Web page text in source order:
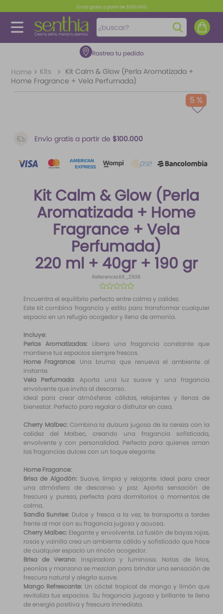
Envío gratis a partir de $100.000
¿buscar?
Rastrea tu pedido
Kits
Kit Calm & Glow (Perla Aromatizada +
Home Fragrance + Vela Perfumada)
5 %
Envío gratis a partir de $100.000
Kit Calm & Glow (Perla
Aromatizada + Home
Fragrance + Vela
Perfumada)
220 ml + 40gr + 190 gr
Referencia:Kit_2936
☆☆☆☆☆
Encuentra el equilibrio perfecto entre calma y calidez.
Este kit combina fragancia y estilo para transformar cualquier
espacio en un refugio acogedor y lleno de armonía.
Incluye:
Perlas Aromatizadas: Libera una fragancia constante que
mantiene tus espacios siempre frescos.
Home Fragrance: Una bruma que renueva el ambiente al
instante.
Vela Perfumada: Aporta una luz suave y una fragancia
envolvente que invita al descanso.
Ideal para crear atmósferas cálidas, relajantes y llenas de
bienestar. Perfecto para regalar o disfrutar en casa.
Cherry Malbec: Combina la dulzura jugosa de la cereza con la
calidez del Malbec, creando una fragancia sofisticada,
envolvente y con personalidad. Perfecta para quienes aman
las fragancias dulces con un toque elegante.
Home Fragance:
Brisa de Algodón: Suave, limpia y relajante. Ideal para crear
una atmósfera de descanso y paz. Aporta sensación de
frescura y pureza, perfecta para dormitorios o momentos de
calma.
Sandía Sunrise: Dulce y fresca a la vez, te transporta a tardes
frente al mar con su fragancia jugosa y acuosa.
Cherry Malbec: Elegante y envolvente. La fusión de bayas rojas,
rosas y vainilla crea un ambiente cálido y sofisticado que hace
de cualquier espacio un rincón acogedor.
Brisa de Verano: Inspiradora y luminosa. Notas de lirios,
peonías y manzana se mezclan para brindar una sensación de
frescura natural y alegría suave.
Mango Refrescante: Un cóctel tropical de mango y limón que
revitaliza tus espacios. Su fragancia jugosa y brillante te llena
de energía positiva y frescura inmediata.
TÉRMINOS MÁS BUSCADOS
1.
perfume
carolina herrera
5.
iconic
6.
mantequilla
paris hilton
ariana grande
santal 33